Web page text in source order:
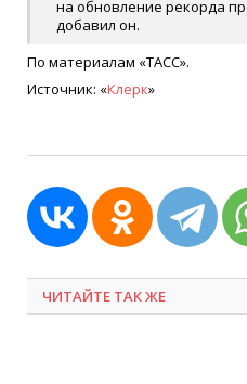
на обновление рекорда
добавил он.
По материалам «ТАСС».
Источник: «Клерк»
ЧИТАЙТЕ ТАК ЖЕ